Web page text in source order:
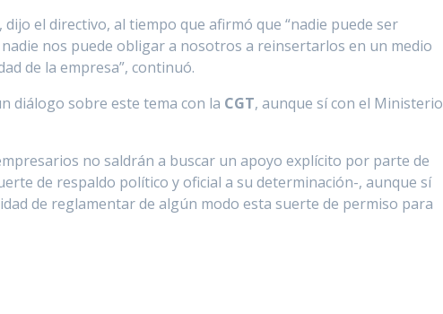
el directivo, al tiempo que afirmó que “nadie puede ser
nos puede obligar a nosotros a reinsertarlos en un medio
de la empresa”, continuó.
diálogo sobre este tema con la CGT, aunque sí con el Ministerio
no saldrán a buscar un apoyo explícito por parte de
de respaldo político y oficial a su determinación-, aunque sí
de reglamentar de algún modo esta suerte de permiso para